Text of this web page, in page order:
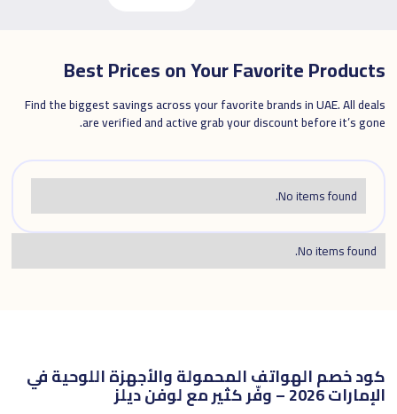
Best Prices on Your Favorite Products
Find the biggest savings across your favorite brands in UAE. All deals
are verified and active grab your discount before it’s gone.
No items found.
No items found.
كود خصم الهواتف المحمولة والأجهزة اللوحية في
الإمارات 2026 – وفّر كثير مع لوفن ديلز